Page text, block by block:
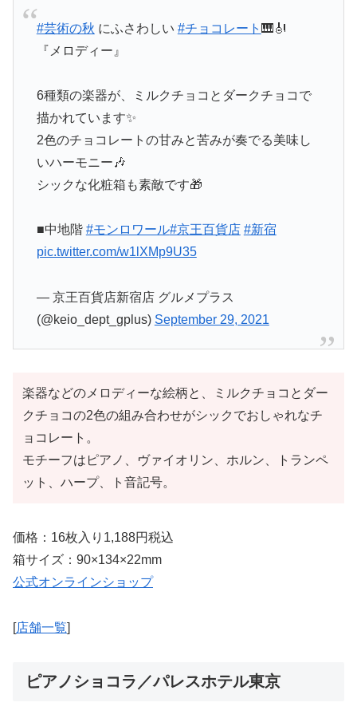
#芸術の秋 にふさわしい #チョコレート 🎹🎻
『メロディー』
6種類の楽器が、ミルクチョコとダークチョコで
描かれています✨
2色のチョコレートの甘みと苦みが奏でる美味し
いハーモニー🎶
シックな化粧箱も素敵です🎁
■中地階 #モンロワール#京王百貨店 #新宿
pic.twitter.com/w1lXMp9U35
— 京王百貨店新宿店 グルメプラス
(@keio_dept_gplus) September 29, 2021
楽器などのメロディーな絵柄と、ミルクチョコとダー
クチョコの2色の組み合わせがシックでおしゃれなチ
ョコレート。
モチーフはピアノ、ヴァイオリン、ホルン、トランペ
ット、ハープ、ト音記号。
価格：16枚入り1,188円税込
箱サイズ：90×134×22mm
公式オンラインショップ
[店舗一覧]
ピアノショコラ／パレスホテル東京